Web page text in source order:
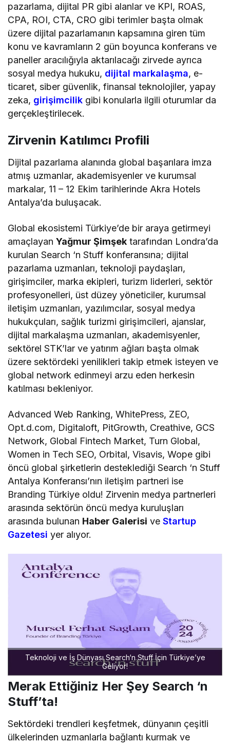
pazarlama, dijital PR gibi alanlar ve KPI, ROAS,
CPA, ROI, CTA, CRO gibi terimler başta olmak
üzere dijital pazarlamanın kapsamına giren tüm
konu ve kavramların 2 gün boyunca konferans ve
paneller aracılığıyla aktarılacağı zirvede ayrıca
sosyal medya hukuku, dijital markalaşma, e-
ticaret, siber güvenlik, finansal teknolojiler, yapay
zeka, girişimcilik gibi konularla ilgili oturumlar da
gerçekleştirilecek.
Zirvenin Katılımcı Profili
Dijital pazarlama alanında global başarılara imza
atmış uzmanlar, akademisyenler ve kurumsal
markalar, 11 – 12 Ekim tarihlerinde Akra Hotels
Antalya’da buluşacak.
Global ekosistemi Türkiye’de bir araya getirmeyi
amaçlayanYağmur Şimşek tarafından Londra’da
kurulan Search ‘n Stuff konferansına; dijital
pazarlama uzmanları, teknoloji paydaşları,
girişimciler, marka ekipleri, turizm liderleri, sektör
profesyonelleri, üst düzey yöneticiler, kurumsal
iletişim uzmanları, yazılımcılar, sosyal medya
hukukçuları, sağlık turizmi girişimcileri, ajanslar,
dijital markalaşma uzmanları, akademisyenler,
sektörel STK’lar ve yatırım ağları başta olmak
üzere sektördeki yenilikleri takip etmek isteyen ve
global network edinmeyi arzu eden herkesin
katılması bekleniyor.
Advanced Web Ranking, WhitePress, ZEO,
Opt.d.com, Digitaloft, PitGrowth, Creathive, GCS
Network, Global Fintech Market, Turn Global,
Women in Tech SEO, Orbital, Visavis, Wope gibi
öncü global şirketlerin desteklediği Search ‘n Stuff
Antalya Konferansı’nın iletişim partneri ise
Branding Türkiye oldu! Zirvenin medya partnerleri
arasında sektörün öncü medya kuruluşları
arasında bulunan Haber Galerisi veStartup
Gazetesi yer alıyor.
Teknoloji ve İş Dünyası Search‘n Stuff İçin Türkiye’ye
Geliyor!
Merak Ettiğiniz Her Şey Search ‘n
Stuff’ta!
Sektördeki trendleri keşfetmek, dünyanın çeşitli
ülkelerinden uzmanlarla bağlantı kurmak ve